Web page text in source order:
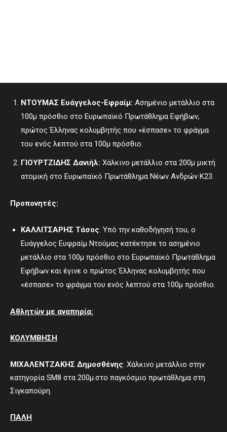
ΝΤΟΥΜΑΣ Ευάγγελος-Εφραίμ: Ασημένιο μετάλλιο στα
100μ πρόσθιο στο Ευρωπαϊκό Πρωτάθλημα Εφήβων,
πρώτος Έλληνας κολυμβητής που «έσπασε» το φράγμα
του ενός λεπτού στα 100μ πρόσθιο.
ΓΙΟΥΡΤΖΙΔΗΣ Δανιήλ: Χάλκινο μετάλλιο στα 200μ μικτή
ατομική στο Ευρωπαϊκό Πρωτάθλημα Νέων Ανδρών Κ23.
Προπονητές:
ΚΑΛΛΙΤΣΑΡΗΣ Τάσος: Υπό την καθοδήγησή του, ο
Ευάγγελος Ευφραίμ Ντούμας κατέκτησε το ασημένιο
μετάλλιο στα 100μ πρόσθιο στο Ευρωπαϊκό Πρωτάθλημα
Εφήβων και έγινε ο πρώτος Έλληνας κολυμβητής που
«έσπασε» το φράγμα του ενός λεπτού στα 100μ πρόσθιο.
Αθλητών με αναπηρία:
ΚΟΛΥΜΒΗΣΗ
ΜΙΧΑΛΕΝΤΖΑΚΗΣ Δημοσθένης: Χάλκινο μετάλλιο στην
κατηγορία SM8 στα 200μ.στο παγκόσμιο πρωτάθλημα στη
Σιγκαπούρη.
ΠΑΛΗ